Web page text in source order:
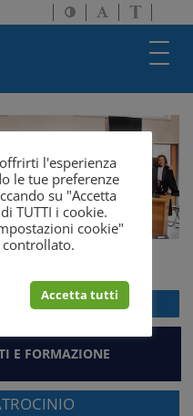
Attiva/disattiva
alto
Attiva/
dimensione
a
solo
WEBMAIL
E FORMAZIONE
l'esperienza
le tue preferenze
su "Accetta
TUTTI i cookie.
cookie"
Accetta tutti